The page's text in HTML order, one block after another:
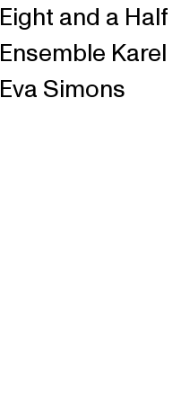
Eight and a Half
Ensemble Karel
Eva Simons